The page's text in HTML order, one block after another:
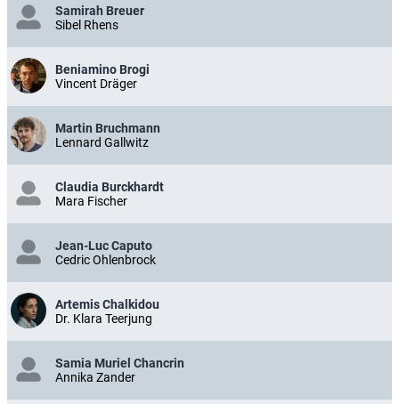
Samirah Breuer
Sibel Rhens
Beniamino Brogi
Vincent Dräger
Martin Bruchmann
Lennard Gallwitz
Claudia Burckhardt
Mara Fischer
Jean-Luc Caputo
Cedric Ohlenbrock
Artemis Chalkidou
Dr. Klara Teerjung
Samia Muriel Chancrin
Annika Zander